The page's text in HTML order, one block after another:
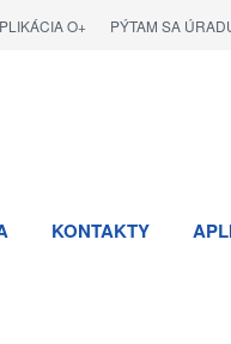
PÝTAM SA
O+
KONTAKTY